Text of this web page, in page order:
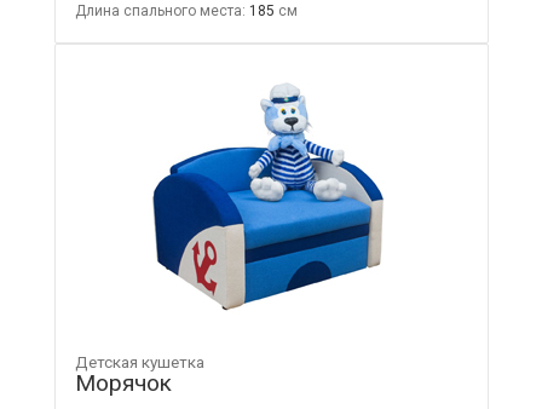
Длина спального места: 185
Детская кушетка
Морячок